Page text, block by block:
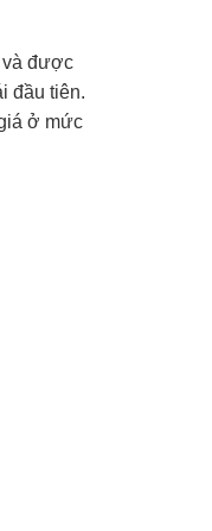
và được
đầu tiên.
ở mức